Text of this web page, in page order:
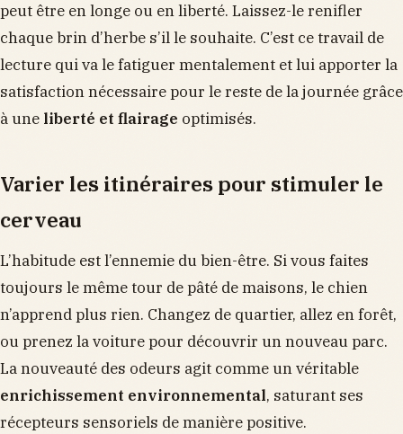
peut être en longe ou en liberté. Laissez-le renifler
chaque brin d’herbe s’il le souhaite. C’est ce travail de
lecture qui va le fatiguer mentalement et lui apporter la
satisfaction nécessaire pour le reste de la journée grâce
à une liberté et flairage optimisés.
Varier les itinéraires pour stimuler le
cerveau
L’habitude est l’ennemie du bien-être. Si vous faites
toujours le même tour de pâté de maisons, le chien
n’apprend plus rien. Changez de quartier, allez en forêt,
ou prenez la voiture pour découvrir un nouveau parc.
La nouveauté des odeurs agit comme un véritable
enrichissement environnemental, saturant ses
récepteurs sensoriels de manière positive.